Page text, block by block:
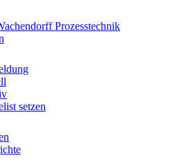
Prozesstechnik
setzen